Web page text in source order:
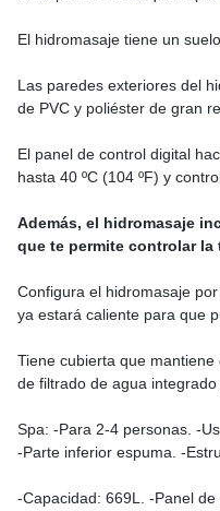
El hidromasaje tiene un
Las paredes exteriores del
de PVC y poliéster de gran
El panel de control digital
hasta 40 ºC (104 ºF) y
Además, el hidromasaje
que te permite controlar la
Configura el hidromasaje
ya estará caliente para que
Tiene cubierta que
de filtrado de agua
Spa: -Para 2-4 personas. -
-Parte inferior espuma. -
-Capacidad: 669L. -Panel